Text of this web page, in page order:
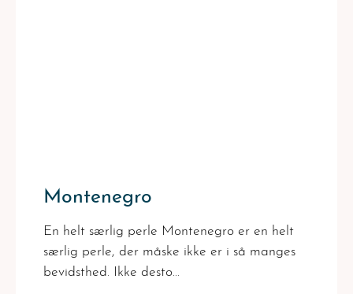
Montenegro
En helt særlig perle Montenegro er en helt
særlig perle, der måske ikke er i så manges
bevidsthed. Ikke desto…